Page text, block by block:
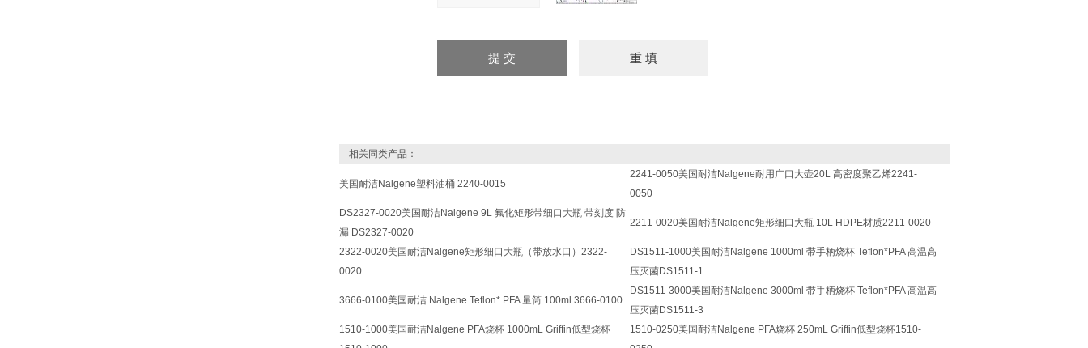
相关同类产品：
美国耐洁Nalgene塑料油桶 2240-0015
2241-0050美国耐洁Nalgene耐用广口大壶20L 高密度聚乙烯2241-
0050
DS2327-0020美国耐洁Nalgene 9L 氟化矩形带细口大瓶 带刻度 防
漏 DS2327-0020
2211-0020美国耐洁Nalgene矩形细口大瓶 10L HDPE材质2211-0020
2322-0020美国耐洁Nalgene矩形细口大瓶（带放水口）2322-
0020
DS1511-1000美国耐洁Nalgene 1000ml 带手柄烧杯 Teflon*PFA 高温高
压灭菌DS1511-1
3666-0100美国耐洁 Nalgene Teflon* PFA 量筒 100ml 3666-0100
DS1511-3000美国耐洁Nalgene 3000ml 带手柄烧杯 Teflon*PFA 高温高
压灭菌DS1511-3
1510-1000美国耐洁Nalgene PFA烧杯 1000mL Griffin低型烧杯
1510-0250美国耐洁Nalgene PFA烧杯 250mL Griffin低型烧杯1510-